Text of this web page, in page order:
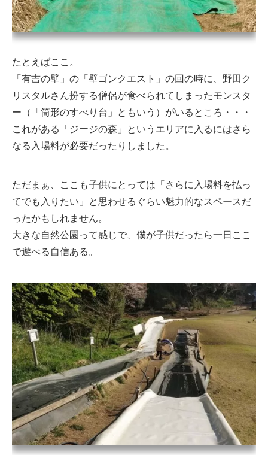
たとえばここ。
「有吉の壁」の「壁ゴンクエスト」の回の時に、野田ク
リスタルさん扮する僧侶が食べられてしまったモンスタ
ー（「筒形のすべり台」ともいう）がいるところ・・・
これがある「ジージの森」というエリアに入るにはさら
なる入場料が必要だったりしました。
ただまぁ、ここも子供にとっては「さらに入場料を払っ
てでも入りたい」と思わせるぐらい魅力的なスペースだ
ったかもしれません。
大きな自然公園って感じで、僕が子供だったら一日ここ
で遊べる自信ある。